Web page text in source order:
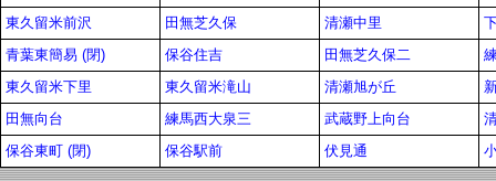
東久留米前沢
田無芝久保 清瀬中里
青葉東簡易 (閉)
保谷住吉 田無芝久保二
東久留米下里
東久留米滝山 清瀬旭が丘
田無向台
練馬西大泉三 武蔵野上向台
保谷東町 (閉)
保谷駅前 伏見通